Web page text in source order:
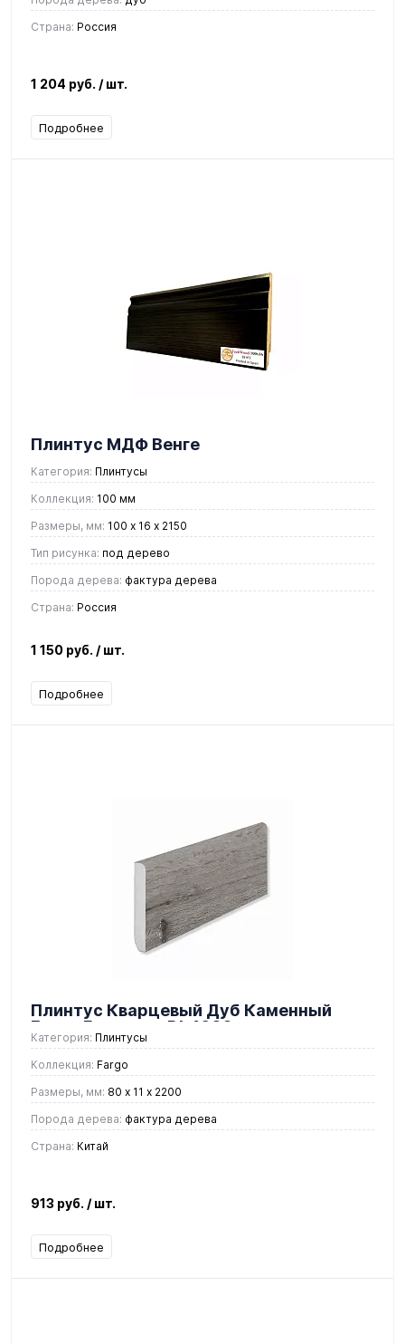
Страна: Россия
1 204 руб. / шт.
Подробнее
Плинтус МДФ Венге
Категория: Плинтусы
Коллекция: 100 мм
Размеры, мм: 100 х 16 х 2150
Тип рисунка: под дерево
Порода дерева: фактура дерева
Страна: Россия
1 150 руб. / шт.
Подробнее
Плинтус Кварцевый Дуб Каменный
Берег Градиент DL 1602
Категория: Плинтусы
Коллекция: Fargo
Размеры, мм: 80 х 11 х 2200
Порода дерева: фактура дерева
Страна: Китай
913 руб. / шт.
Подробнее